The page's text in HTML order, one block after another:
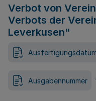
Verbot von
Verbots der
Leverkusen"
Ausfertigungsdatum
Ausgabennummer